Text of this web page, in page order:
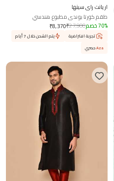
اريانت راي سينها
طقم كورتا بوندي مطبوع هندسي
₹8,370₹27,900 70% خصم
تجربة افتراضية
يتم الشحن خلال 7 أيام
Azaحصري